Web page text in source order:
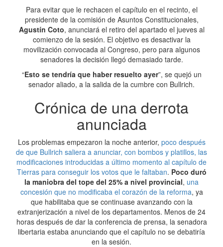
Para evitar que le rechacen el capítulo en el recinto, el
presidente de la comisión de Asuntos Constitucionales,
Agustín Coto, anunciará el retiro del apartado el jueves al
comienzo de la sesión. El objetivo es desactivar la
movilización convocada al Congreso, pero para algunos
senadores la decisión llegó demasiado tarde.
“Esto se tendría que haber resuelto ayer”, se quejó un
senador aliado, a la salida de la cumbre con Bullrich.
Crónica de una derrota
anunciada
Los problemas empezaron la noche anterior, poco después
de que Bullrich saliera a anunciar, con bombos y platillos, las
modificaciones introducidas a último momento al capítulo de
Tierras para conseguir los votos que le faltaban. Poco duró
la maniobra del tope del 25% a nivel provincial, una
concesión que no modificaba el corazón de la reforma, ya
que habilitaba que se continuase avanzando con la
extranjerización a nivel de los departamentos. Menos de 24
horas después de dar la conferencia de prensa, la senadora
libertaria estaba anunciando que el capítulo no se debatiría
en la sesión.